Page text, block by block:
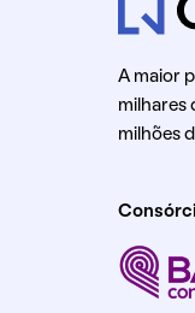
A maior
milhares
milhões